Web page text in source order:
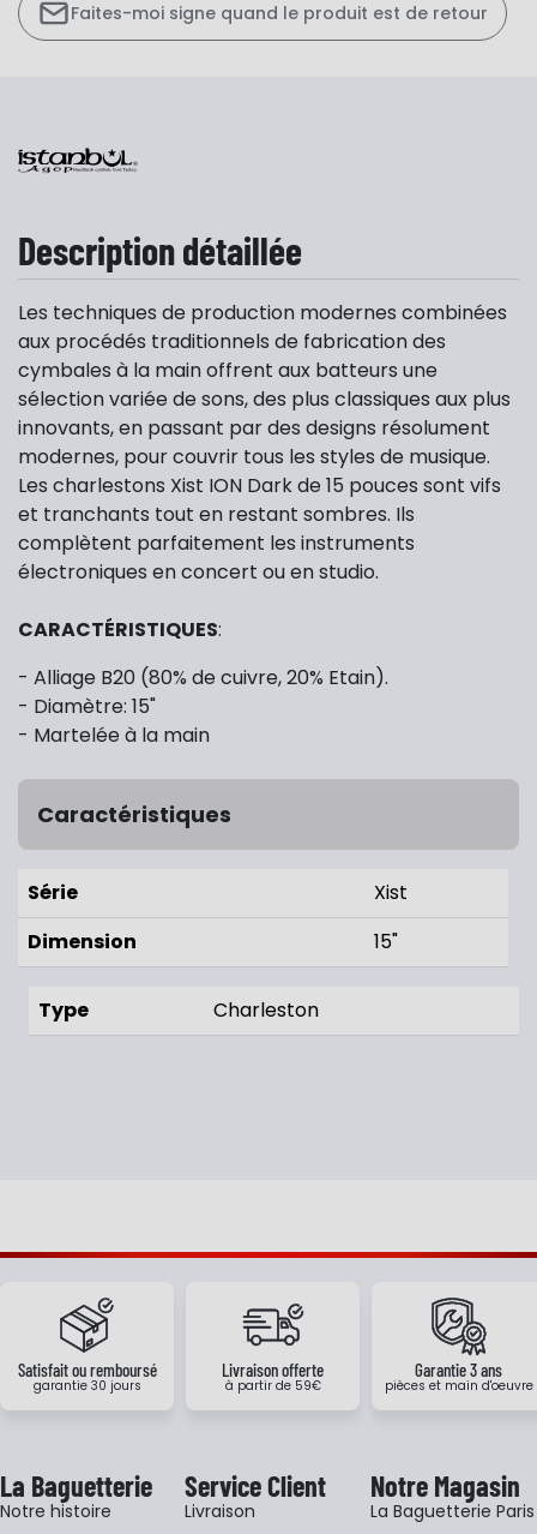
Faites-moi signe quand le produit est de retour
Description détaillée
Les techniques de production modernes combinées
aux procédés traditionnels de fabrication des
cymbales à la main offrent aux batteurs une
sélection variée de sons, des plus classiques aux plus
innovants, en passant par des designs résolument
modernes, pour couvrir tous les styles de musique.
Les charlestons Xist ION Dark de 15 pouces sont vifs
et tranchants tout en restant sombres. Ils
complètent parfaitement les instruments
électroniques en concert ou en studio.
CARACTÉRISTIQUES:
- Alliage B20 (80% de cuivre, 20% Etain).
- Diamètre: 15"
- Martelée à la main
Caractéristiques
Série
Xist
Dimension
15"
Type Charleston
Satisfait ou remboursé
garantie 30 jours
Livraison offerte
à partir de 59€
Garantie 3 ans
pièces et main d'oeuvre
La Baguetterie
Notre histoire
Service Client
Livraison
Notre Magasin
La Baguetterie Paris